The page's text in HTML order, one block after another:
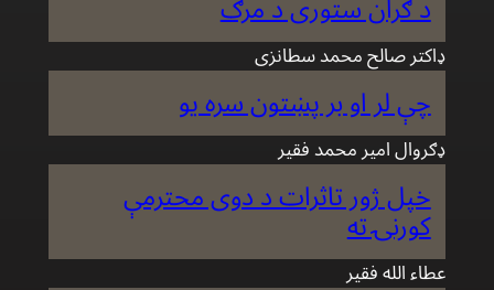
ډاکتر صالح محمد سطانزی
چې لر او بر پښتون سره یو
ډګروال امیر محمد فقیر
خپل ژور تاثرات د دوى محترمې
كورنۍ ته
عطاء الله فقير